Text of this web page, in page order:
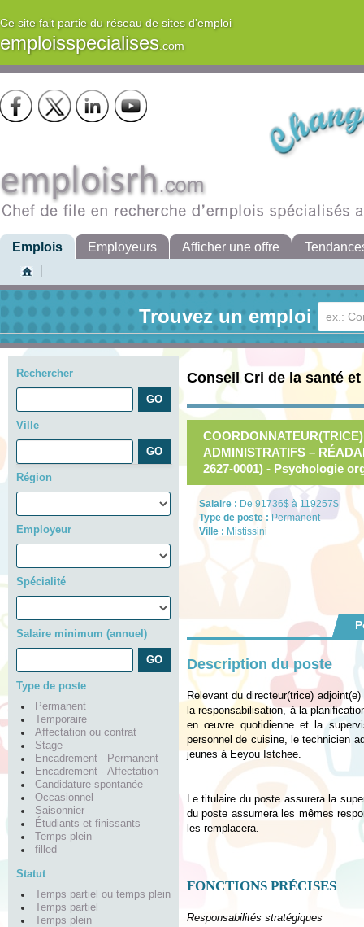
Ce site fait partie du réseau de sites d'emploi
emploisspecialises.com
Emplois Employeurs Afficher une offre
Trouvez un emploi
Rechercher
Ville
Région
Employeur
Spécialité
Salaire minimum (annuel)
Type de poste
Permanent
Temporaire
Affectation ou contrat
Stage
Encadrement - Permanent
Encadrement - Affectation
Candidature spontanée
Occasionnel
Saisonnier
Étudiants et finissants
Temps plein
filled
Statut
Temps partiel ou temps plein
Temps partiel
Temps plein
Conseil Cri de la santé
ADMINISTRATIFS –
2627-0001) - Psychologie
Salaire : De 91736$ à 119257$
Type de poste : Permanent
Ville : Mistissini
Description du poste
Relevant du directeur(trice)
la responsabilisation, à la
en œuvre quotidienne et la
personnel de cuisine, le technicien
jeunes à Eeyou Istchee.
Le titulaire du poste assurera la
du poste assumera les mêmes
les remplacera.
FONCTIONS PRÉCISES
Responsabilités stratégiques